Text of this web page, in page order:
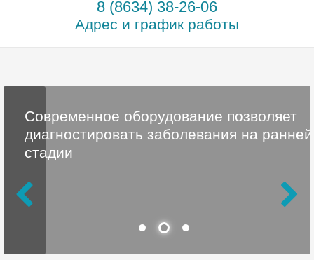
8 (8634) 38-26-06
Адрес и график работы
Современное оборудование позволяет
диагностировать заболевания на ранней
стадии